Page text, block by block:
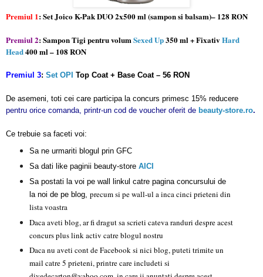
Premiul 1: Set Joico K-Pak DUO 2x500 ml (sampon si balsam)– 128 RON
Premiul 2: Sampon Tigi pentru volum Sexed Up350 ml + FixativHard
Head400 ml – 108 RON
Premiul 3: Set OPI Top Coat + Base Coat – 56 RON
De asemeni, toti cei care participa la concurs primesc 15% reducere
pentru orice comanda, printr-un cod de voucher oferit de beauty-store.ro.
Ce trebuie sa faceti voi:
Sa ne urmariti blogul prin GFC
Sa dati like paginii beauty-store AICI
Sa postati la voi pe wall linkul catre pagina concursului de
la noi de pe blog, precum si pe wall-ul a inca cinci prieteni din
lista voastra
Daca aveti blog, ar fi dragut sa scrieti cateva randuri despre acest
concurs plus link activ catre blogul nostru
Daca nu aveti cont de Facebook si nici blog, puteti trimite un
mail catre 5 prieteni, printre care includeti si